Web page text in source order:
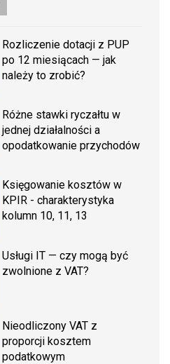
Rozliczenie dotacji z PUP
po 12 miesiącach — jak
należy to zrobić?
Różne stawki ryczałtu w
jednej działalności a
opodatkowanie przychodów
Księgowanie kosztów w
KPIR - charakterystyka
kolumn 10, 11, 13
Usługi IT — czy mogą być
zwolnione z VAT?
Nieodliczony VAT z
proporcji kosztem
podatkowym